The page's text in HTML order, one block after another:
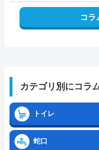
コラ
カテゴリ別にコラ
トイレ
蛇口